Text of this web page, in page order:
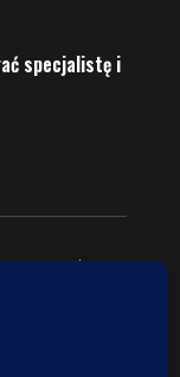
specjalistę i
zastrzeżone.